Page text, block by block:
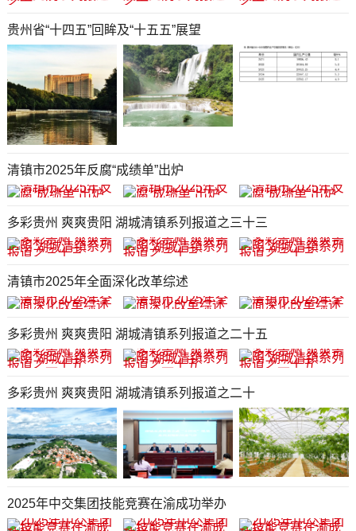
贵州省“十四五”回眸及“十五五”展望
清镇市2025年反腐“成绩单”出炉
多彩贵州 爽爽贵阳 湖城清镇系列报道之三十三
清镇市2025年全面深化改革综述
多彩贵州 爽爽贵阳 湖城清镇系列报道之二十五
多彩贵州 爽爽贵阳 湖城清镇系列报道之二十
2025年中交集团技能竞赛在渝成功举办